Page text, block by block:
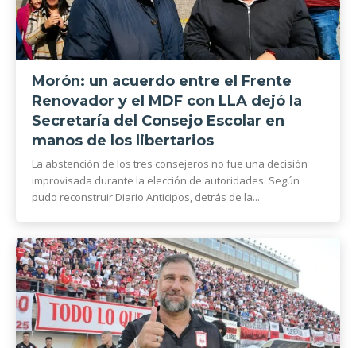
Morón: un acuerdo entre el Frente
Renovador y el MDF con LLA dejó la
Secretaría del Consejo Escolar en
manos de los libertarios
La abstención de los tres consejeros no fue una decisión
improvisada durante la elección de autoridades. Según
pudo reconstruir Diario Anticipos, detrás de la...